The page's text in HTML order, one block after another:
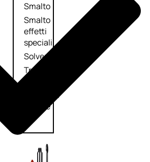
Smalto
Smalto
effetti
speciali
Solvente
Trattamenti
Cofanetti
unghie